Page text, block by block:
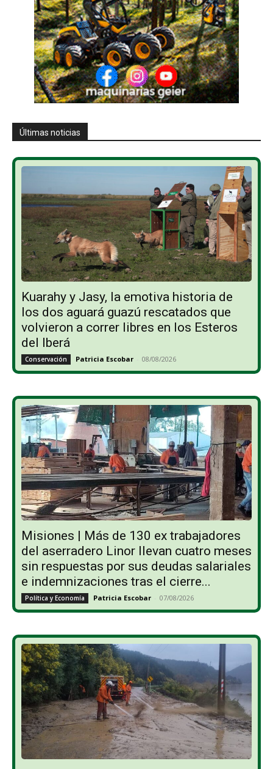
Últimas noticias
Kuarahy y Jasy, la emotiva historia de
los dos aguará guazú rescatados que
volvieron a correr libres en los Esteros
del Iberá
Conservación Patricia Escobar - 08/08/2026
Misiones | Más de 130 ex trabajadores
del aserradero Linor llevan cuatro meses
sin respuestas por sus deudas salariales
e indemnizaciones tras el cierre...
Política y Economía Patricia Escobar - 07/08/2026